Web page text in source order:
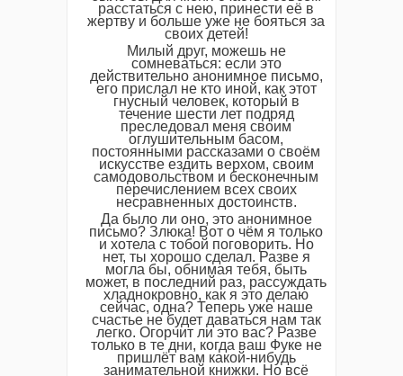
расстаться с нею, принести её в
жертву и больше уже не бояться за
своих детей!
Милый друг, можешь не
сомневаться: если это
действительно анонимное письмо,
его прислал не кто иной, как этот
гнусный человек, который в
течение шести лет подряд
преследовал меня своим
оглушительным басом,
постоянными рассказами о своём
искусстве ездить верхом, своим
самодовольством и бесконечным
перечислением всех своих
несравненных достоинств.
Да было ли оно, это анонимное
письмо? Злюка! Вот о чём я только
и хотела с тобой поговорить. Но
нет, ты хорошо сделал. Разве я
могла бы, обнимая тебя, быть
может, в последний раз, рассуждать
хладнокровно, как я это делаю
сейчас, одна? Теперь уже наше
счастье не будет даваться нам так
легко. Огорчит ли это вас? Разве
только в те дни, когда ваш Фуке не
пришлёт вам какой-нибудь
занимательной книжки. Но всё